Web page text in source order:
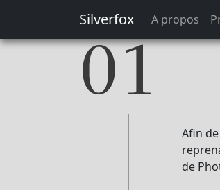
Silverfox A propos
01
Afin
de